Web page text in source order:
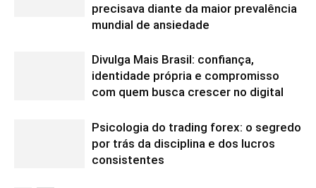
precisava diante da maior prevalência
mundial de ansiedade
Divulga Mais Brasil: confiança,
identidade própria e compromisso
com quem busca crescer no digital
Psicologia do trading forex: o segredo
por trás da disciplina e dos lucros
consistentes